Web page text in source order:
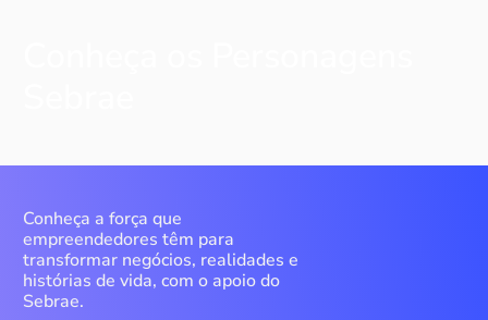
Conheça a força que
empreendedores têm para
transformar negócios, realidades e
histórias de vida, com o apoio do
Sebrae.